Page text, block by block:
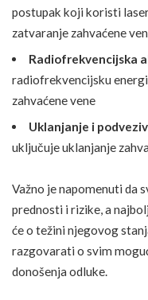
postupak koji koristi
zatvaranje zahvaćene
Radiofrekvencijska
radiofrekvencijsku
zahvaćene vene
Uklanjanje i
uključuje uklanjanje
Važno je napomenuti da
prednosti i rizike, a
će o težini njegovog
razgovarati o svim
donošenja odluke.